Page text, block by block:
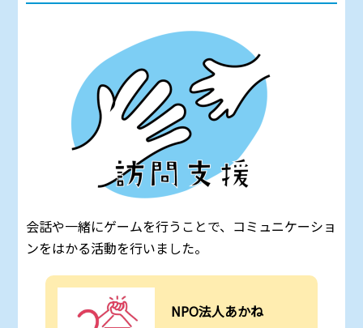
会話や一緒にゲームを行うことで、コミュニケーショ
ンをはかる活動を行いました。
NPO法人あかね